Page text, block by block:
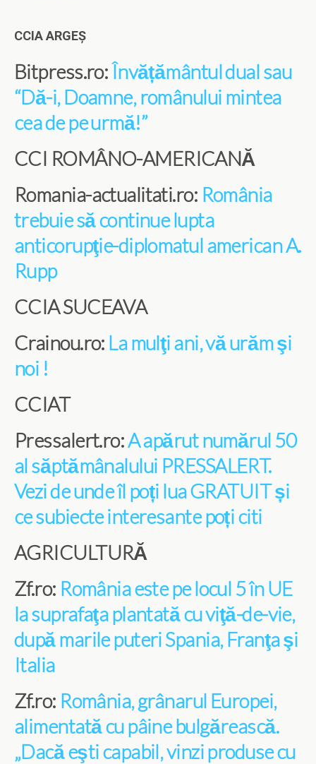
CCIA ARGEȘ
Bitpress.ro:Învățământul dual sau
“Dă-i, Doamne, românului mintea
cea de pe urmă!”
CCI ROMÂNO-AMERICANĂ
Romania-actualitati.ro: România
trebuie să continue lupta
anticorupţie-diplomatul american A.
Rupp
CCIA SUCEAVA
Crainou.ro: La mulţi ani, vă urăm şi
noi !
CCIAT
Pressalert.ro:A apărut numărul 50
al săptămânalului PRESSALERT.
Vezi de unde îl poți lua GRATUIT și
ce subiecte interesante poți citi
AGRICULTURĂ
Zf.ro: România este pe locul 5 în UE
la suprafaţa plantată cu viţă-de-vie,
după marile puteri Spania, Franţa şi
Italia
Zf.ro: România, grânarul Europei,
alimentată cu pâine bulgărească.
„Dacă eşti capabil, vinzi produse cu